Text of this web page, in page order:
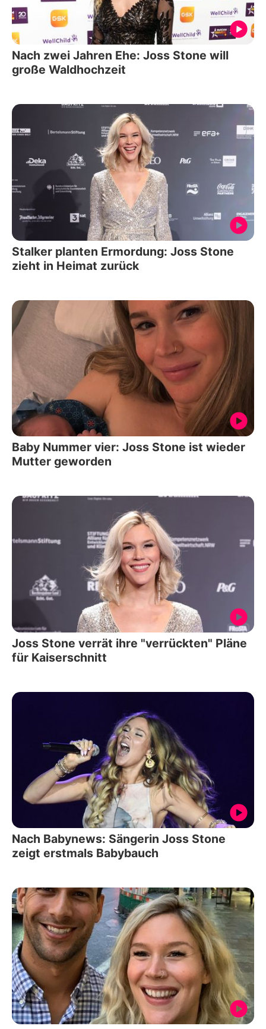
Nach zwei Jahren Ehe: Joss Stone will
große Waldhochzeit
Stalker planten Ermordung: Joss Stone
zieht in Heimat zurück
Baby Nummer vier: Joss Stone ist wieder
Mutter geworden
Joss Stone verrät ihre "verrückten" Pläne
für Kaiserschnitt
Nach Babynews: Sängerin Joss Stone
zeigt erstmals Babybauch